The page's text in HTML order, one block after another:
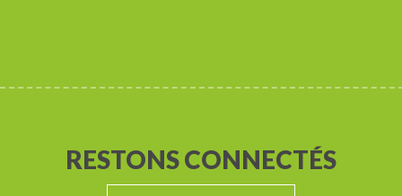
RESTONS CONNECTÉS